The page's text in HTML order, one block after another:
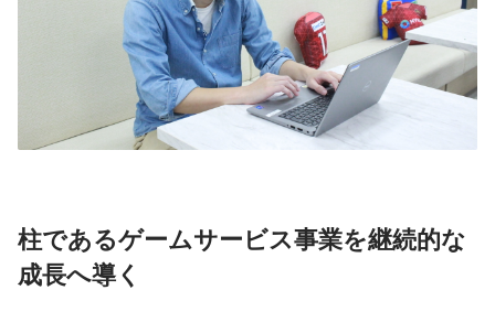
柱であるゲームサービス事業を継続的な
成長へ導く